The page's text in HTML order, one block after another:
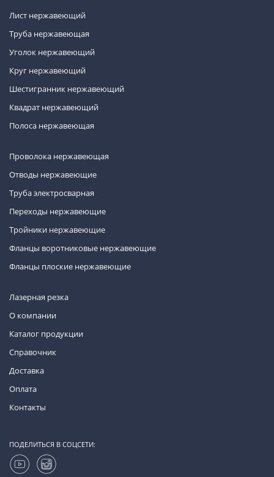
Лист нержавеющий
Труба нержавеющая
Уголок нержавеющий
Круг нержавеющий
Шестигранник нержавеющий
Квадрат нержавеющий
Полоса нержавеющая
Проволока нержавеющая
Отводы нержавеющие
Труба электросварная
Переходы нержавеющие
Тройники нержавеющие
Фланцы воротниковые нержавеющие
Фланцы плоские нержавеющие
Лазерная резка
О компании
Каталог продукции
Справочник
Доставка
Оплата
Контакты
ПОДЕЛИТЬСЯ В СОЦСЕТИ: